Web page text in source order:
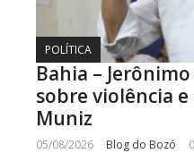
POLÍTICA
Bahia –
sobre violência
Muniz
05/08/2026 Blog do Bozó 0